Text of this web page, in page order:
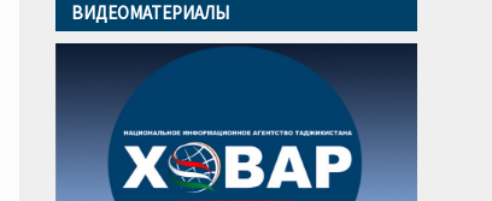
ВИДЕОМАТЕРИАЛЫ